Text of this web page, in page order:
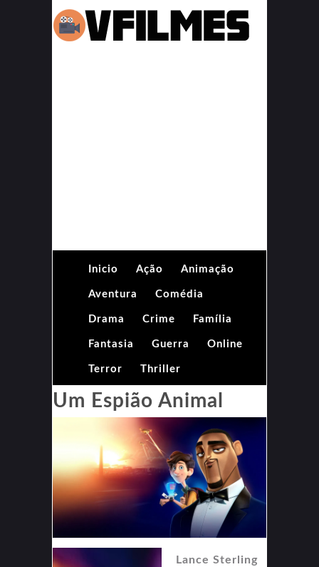
Inicio Ação Animação
Aventura Comédia
Drama Crime Família
Fantasia Guerra Online
Terror Thriller
Um Espião Animal
Lance Sterling